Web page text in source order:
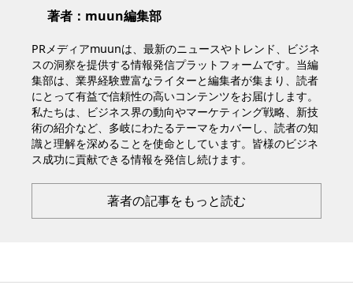
著者：muun編集部
PRメディアmuunは、最新のニュースやトレンド、ビジネ
スの洞察を提供する情報発信プラットフォームです。当編
集部は、業界経験豊富なライターと編集者が集まり、読者
にとって有益で信頼性の高いコンテンツをお届けします。
私たちは、ビジネス界の動向やマーケティング戦略、新技
術の紹介など、多岐にわたるテーマをカバーし、読者の知
識と理解を深めることを使命としています。皆様のビジネ
ス成功に貢献できる情報を発信し続けます。
著者の記事をもっと読む